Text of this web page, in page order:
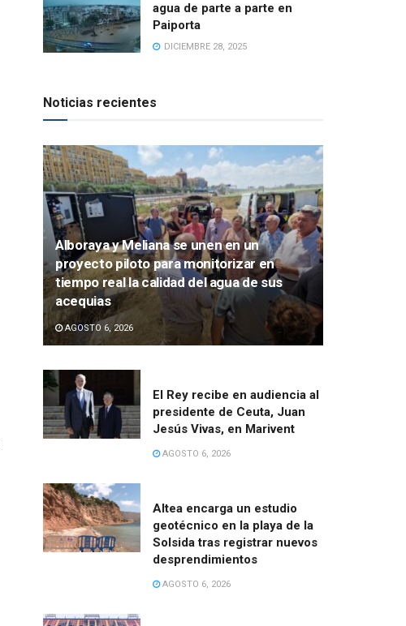
agua de parte a parte en
Paiporta
DICIEMBRE 28, 2025
Noticias recientes
Alboraya y Meliana se unen en un
proyecto piloto para monitorizar en
tiempo real la calidad del agua de sus
acequias
AGOSTO 6, 2026
El Rey recibe en audiencia al
presidente de Ceuta, Juan
Jesús Vivas, en Marivent
AGOSTO 6, 2026
Altea encarga un estudio
geotécnico en la playa de la
Solsida tras registrar nuevos
desprendimientos
AGOSTO 6, 2026